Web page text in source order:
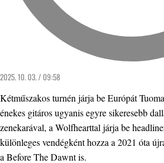
2025. 10. 03. / 09:58
Kétműszakos turnén járja be Európát
énekes gitáros ugyanis egyre sikeresebb
zenekarával, a Wolfhearttal járja be
különleges vendégként hozza a 2021 óta
a Before The Dawnt is.